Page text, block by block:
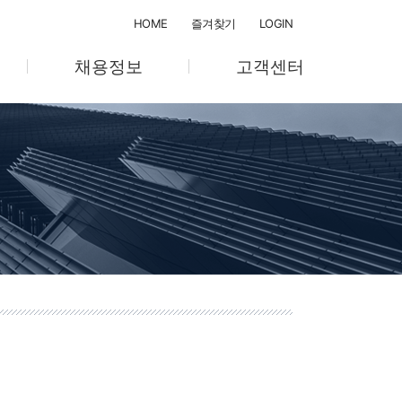
HOME 즐겨찾기 LOGIN
채용정보
교육계획/관리
고객센터
공지사항
온라인 문의